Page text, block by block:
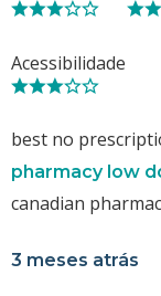
Acessibilidade
best no
pharmacy low
canadian
3 meses atrás